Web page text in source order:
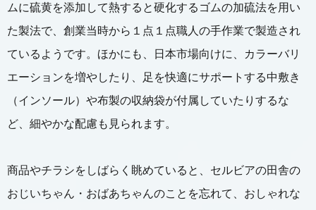
ムに硫黄を添加して熱すると硬化するゴムの加硫法を用い
た製法で、創業当時から１点１点職人の手作業で製造され
ているようです。ほかにも、日本市場向けに、カラーバリ
エーションを増やしたり、足を快適にサポートする中敷き
（インソール）や布製の収納袋が付属していたりするな
ど、細やかな配慮も見られます。
商品やチラシをしばらく眺めていると、セルビアの田舎の
おじいちゃん・おばあちゃんのことを忘れて、おしゃれな